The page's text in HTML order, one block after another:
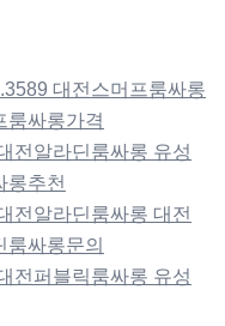
대전스머프룸싸롱
룸싸롱가격
전알라딘룸싸롱 유성
롱추천
전알라딘룸싸롱 대전
룸싸롱문의
전퍼블릭룸싸롱 유성